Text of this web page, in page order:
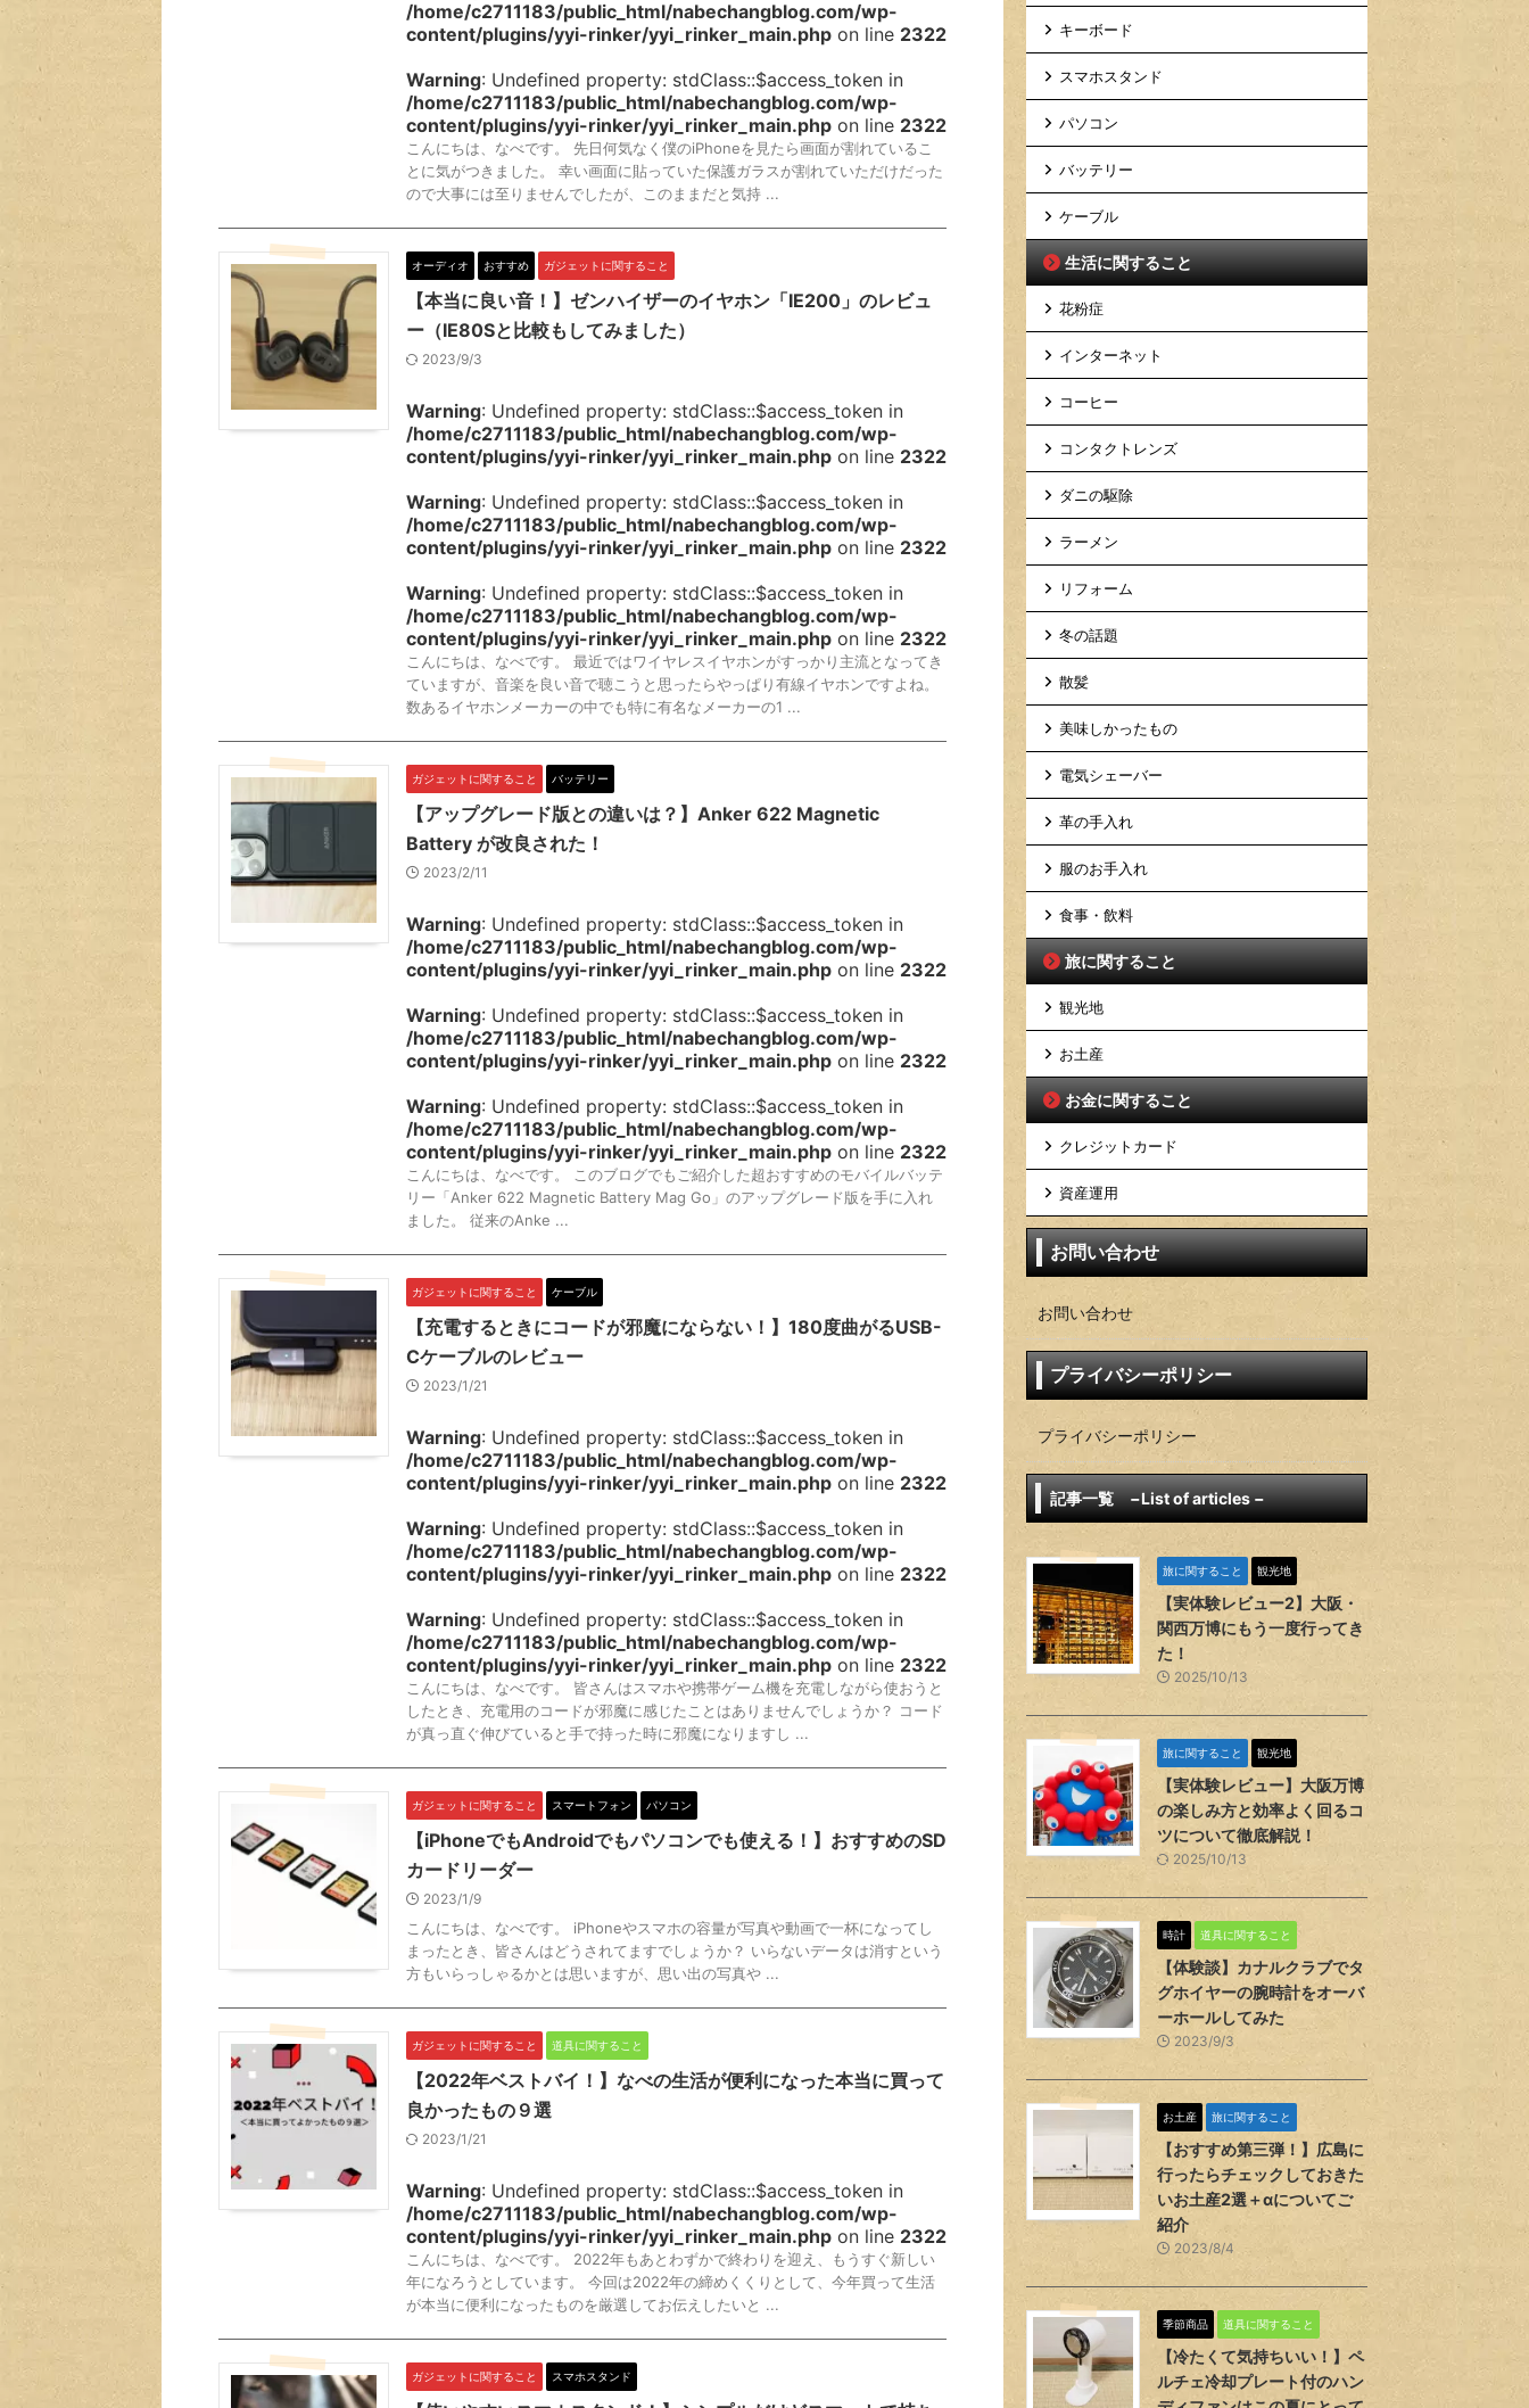
/home/c2711183/public_html/nabechangblog.com/wp-
content/plugins/yyi-rinker/yyi_rinker_main.php on line 2322
Warning: Undefined property: stdClass::$access_token in
/home/c2711183/public_html/nabechangblog.com/wp-
content/plugins/yyi-rinker/yyi_rinker_main.php on line 2322
こんにちは、なべです。 先日何気なく僕のiPhoneを見たら画面が割れているこ
とに気がつきました。 幸い画面に貼っていた保護ガラスが割れていただけだった
ので大事には至りませんでしたが、このままだと気持 ...
オーディオ おすすめ ガジェットに関すること
【本当に良い音！】ゼンハイザーのイヤホン「IE200」のレビュ
ー（IE80Sと比較もしてみました）
2023/9/3
Warning: Undefined property: stdClass::$access_token in
/home/c2711183/public_html/nabechangblog.com/wp-
content/plugins/yyi-rinker/yyi_rinker_main.php on line 2322
Warning: Undefined property: stdClass::$access_token in
/home/c2711183/public_html/nabechangblog.com/wp-
content/plugins/yyi-rinker/yyi_rinker_main.php on line 2322
Warning: Undefined property: stdClass::$access_token in
/home/c2711183/public_html/nabechangblog.com/wp-
content/plugins/yyi-rinker/yyi_rinker_main.php on line 2322
こんにちは、なべです。 最近ではワイヤレスイヤホンがすっかり主流となってき
ていますが、音楽を良い音で聴こうと思ったらやっぱり有線イヤホンですよね。
数あるイヤホンメーカーの中でも特に有名なメーカーの1 ...
ガジェットに関すること バッテリー
【アップグレード版との違いは？】Anker 622 Magnetic
Battery が改良された！
2023/2/11
Warning: Undefined property: stdClass::$access_token in
/home/c2711183/public_html/nabechangblog.com/wp-
content/plugins/yyi-rinker/yyi_rinker_main.php on line 2322
Warning: Undefined property: stdClass::$access_token in
/home/c2711183/public_html/nabechangblog.com/wp-
content/plugins/yyi-rinker/yyi_rinker_main.php on line 2322
Warning: Undefined property: stdClass::$access_token in
/home/c2711183/public_html/nabechangblog.com/wp-
content/plugins/yyi-rinker/yyi_rinker_main.php on line 2322
こんにちは、なべです。 このブログでもご紹介した超おすすめのモバイルバッテ
リー「Anker 622 Magnetic Battery Mag Go」のアップグレード版を手に入れ
ました。 従来のAnke ...
ガジェットに関すること ケーブル
【充電するときにコードが邪魔にならない！】180度曲がるUSB-
Cケーブルのレビュー
2023/1/21
Warning: Undefined property: stdClass::$access_token in
/home/c2711183/public_html/nabechangblog.com/wp-
content/plugins/yyi-rinker/yyi_rinker_main.php on line 2322
Warning: Undefined property: stdClass::$access_token in
/home/c2711183/public_html/nabechangblog.com/wp-
content/plugins/yyi-rinker/yyi_rinker_main.php on line 2322
Warning: Undefined property: stdClass::$access_token in
/home/c2711183/public_html/nabechangblog.com/wp-
content/plugins/yyi-rinker/yyi_rinker_main.php on line 2322
こんにちは、なべです。 皆さんはスマホや携帯ゲーム機を充電しながら使おうと
したとき、充電用のコードが邪魔に感じたことはありませんでしょうか？ コード
が真っ直ぐ伸びていると手で持った時に邪魔になりますし ...
ガジェットに関すること スマートフォン パソコン
【iPhoneでもAndroidでもパソコンでも使える！】おすすめのSD
カードリーダー
2023/1/9
こんにちは、なべです。 iPhoneやスマホの容量が写真や動画で一杯になってし
まったとき、皆さんはどうされてますでしょうか？ いらないデータは消すという
方もいらっしゃるかとは思いますが、思い出の写真や ...
ガジェットに関すること 道具に関すること
【2022年ベストバイ！】なべの生活が便利になった本当に買って
良かったもの９選
2023/1/21
Warning: Undefined property: stdClass::$access_token in
/home/c2711183/public_html/nabechangblog.com/wp-
content/plugins/yyi-rinker/yyi_rinker_main.php on line 2322
こんにちは、なべです。 2022年もあとわずかで終わりを迎え、もうすぐ新しい
年になろうとしています。 今回は2022年の締めくくりとして、今年買って生活
が本当に便利になったものを厳選してお伝えしたいと ...
ガジェットに関すること スマホスタンド
キーボード
スマホスタンド
パソコン
バッテリー
ケーブル
生活に関すること
花粉症
インターネット
コーヒー
コンタクトレンズ
ダニの駆除
ラーメン
リフォーム
冬の話題
散髪
美味しかったもの
電気シェーバー
革の手入れ
服のお手入れ
食事・飲料
旅に関すること
観光地
お土産
お金に関すること
クレジットカード
資産運用
お問い合わせ
お問い合わせ
プライバシーポリシー
プライバシーポリシー
記事一覧 −List of articles −
旅に関すること 観光地
【実体験レビュー2】大阪・
関西万博にもう一度行ってき
た！
2025/10/13
旅に関すること 観光地
【実体験レビュー】大阪万博
の楽しみ方と効率よく回るコ
ツについて徹底解説！
2025/10/13
時計 道具に関すること
【体験談】カナルクラブでタ
グホイヤーの腕時計をオーバ
ーホールしてみた
2023/9/3
お土産 旅に関すること
【おすすめ第三弾！】広島に
行ったらチェックしておきた
いお土産2選＋αについてご
紹介
2023/8/4
季節商品 道具に関すること
【冷たくて気持ちいい！】ペ
ルチェ冷却プレート付のハン